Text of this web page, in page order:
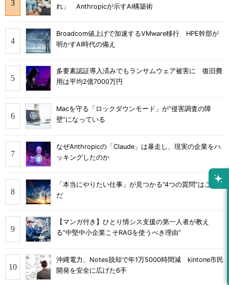
れ」 Anthropicが示すAI構築術
Broadcom値上げで加速するVMware移行 HPE幹部が
明かすAI時代の備え
多要素認証導入済みでもランサムウェア被害に 復旧費
用は平均2億7000万円
Macを守る「ロックダウンモード」が“侵害調査の障
壁”になっている
なぜAnthropicの「Claude」は暴走し、現実の企業をハ
ッキングしたのか
「本当にやりたい仕事」が見つかる“4つの質問”はこれ
だ
【マンガ付き】ひとり情シス支援の第一人者が教え
る”中堅中小企業こそRAGを使うべき理由”
沖縄電力、Notes脱却で年1万5000時間減 kintone市民
開発を安全に広げた6手